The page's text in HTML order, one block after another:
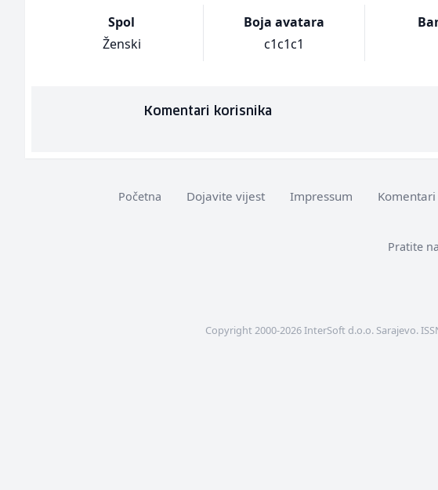
Spol
Ženski
Boja avatara
c1c1c1
Komentari korisnika
Početna Dojavite vijest Impressum Komentari
Pratite
Copyright 2000-2026 InterSoft d.o.o. Sarajevo.